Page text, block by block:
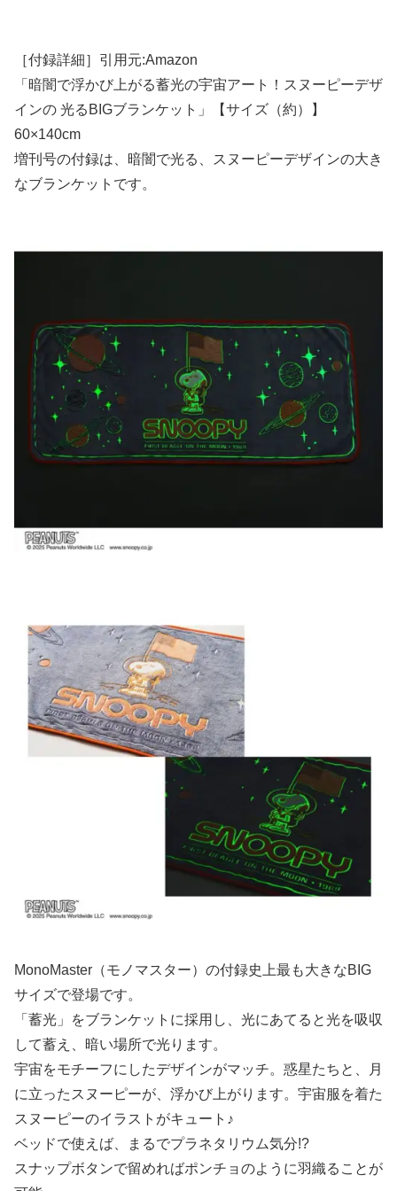
［付録詳細］引用元:Amazon
「暗闇で浮かび上がる蓄光の宇宙アート！スヌーピーデザ
インの 光るBIGブランケット」【サイズ（約）】
60×140cm
増刊号の付録は、暗闇で光る、スヌーピーデザインの大き
なブランケットです。
MonoMaster（モノマスター）の付録史上最も大きなBIG
サイズで登場です。
「蓄光」をブランケットに採用し、光にあてると光を吸収
して蓄え、暗い場所で光ります。
宇宙をモチーフにしたデザインがマッチ。惑星たちと、月
に立ったスヌーピーが、浮かび上がります。宇宙服を着た
スヌーピーのイラストがキュート♪
ベッドで使えば、まるでプラネタリウム気分!?
スナップボタンで留めればポンチョのように羽織ることが